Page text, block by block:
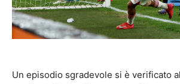
Un episodio sgradevole si è verificato